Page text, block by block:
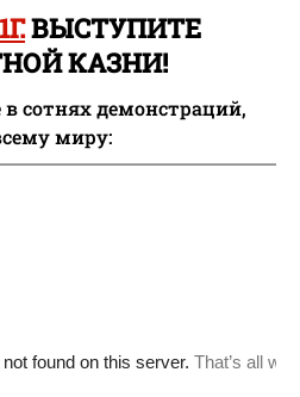
ВЫСТУПИТЕ
КАЗНИ!
сотнях демонстраций,
миру: